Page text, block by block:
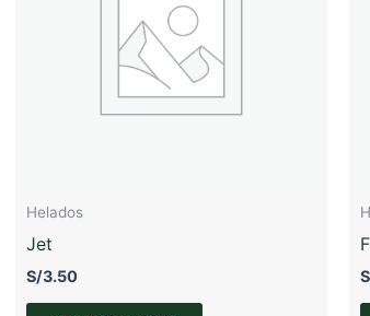
Helados
Jet
S/3.50